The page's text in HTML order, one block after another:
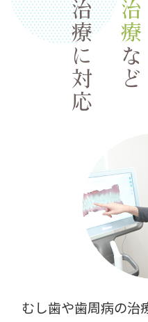
など
総合治療に対応
むし歯や歯周病の治